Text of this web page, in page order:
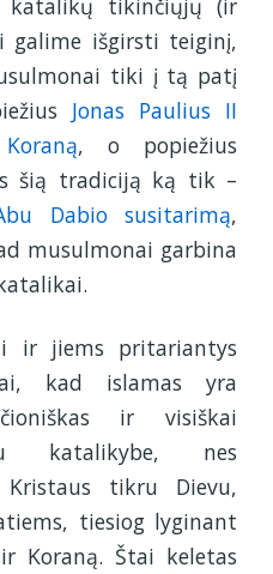
katalikų tikinčiųjų (ir
galime išgirsti teiginį,
tiki į tą patį
Jonas Paulius II
, o popiežius
šią tradiciją ką tik –
Dabio susitarimą,
musulmonai garbina
ir jiems pritariantys
kad islamas yra
ir visiškai
katalikybe, nes
Kristaus tikru Dievu,
tiesiog lyginant
Koraną. Štai keletas